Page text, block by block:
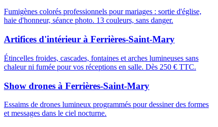
Fumigènes colorés professionnels pour mariages : sortie d'église,
haie d'honneur, séance photo. 13 couleurs, sans danger.
Artifices d'intérieur à Ferrières-Saint-Mary
Étincelles froides, cascades, fontaines et arches lumineuses sans
chaleur ni fumée pour vos réceptions en salle. Dès 250 € TTC.
Show drones à Ferrières-Saint-Mary
Essaims de drones lumineux programmés pour dessiner des formes
et messages dans le ciel nocturne.